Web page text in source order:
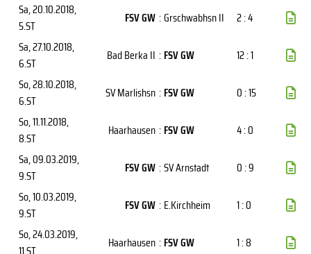
Sa, 20.10.2018,
5.ST
FSV GW :Grschwabhsn II
2 : 4
Sa, 27.10.2018,
6.ST
Bad Berka II : FSV GW
12 : 1
So, 28.10.2018,
6.ST
SV Marlishsn : FSV GW
0 : 15
So, 11.11.2018,
8.ST
Haarhausen : FSV GW
4 : 0
Sa, 09.03.2019,
9.ST
FSV GW :SV Arnstadt
0 : 9
So, 10.03.2019,
9.ST
FSV GW : E.Kirchheim
1 : 0
So, 24.03.2019,
Haarhausen : FSV GW
1 : 8